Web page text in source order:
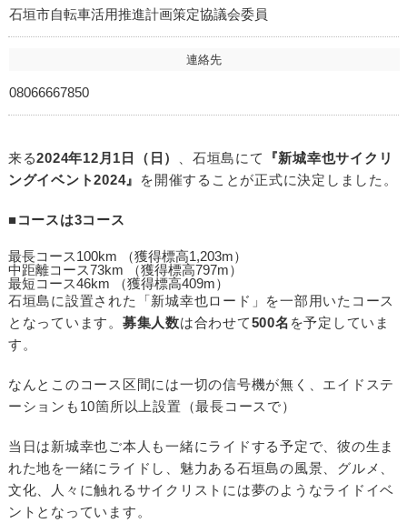
石垣市自転車活用推進計画策定協議会委員
連絡先
08066667850
来る2024年12月1日（日） 、石垣島にて
『新城幸也サイクリ
ングイベント2024』
を開催することが正式に決定しました。
■コースは3コース
最長コース100km （獲得標高1,203m）
中距離コース73km （獲得標高797m）
最短コース46km （獲得標高409m）
石垣島に設置された「新城幸也ロード」を一部用いたコース
となっています。 募集人数は合わせて500名 を予定していま
す。
なんとこのコース区間には一切の信号機が無く、エイドステ
ーションも10箇所以上設置（最長コースで）
当日は新城幸也ご本人も一緒にライドする予定で、彼の生ま
れた地を一緒にライドし、魅力ある石垣島の風景、グルメ、
文化、人々に触れるサイクリストには夢のようなライドイベ
ントとなっています。